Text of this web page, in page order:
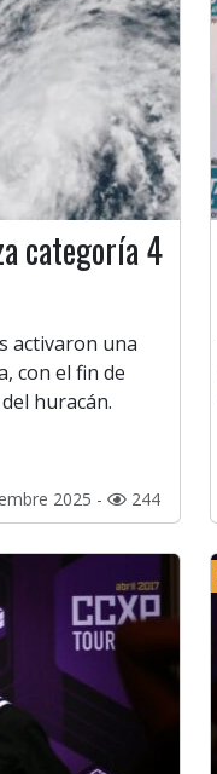
categoría 4
activaron una
con el fin de
huracán.
2025 - 244